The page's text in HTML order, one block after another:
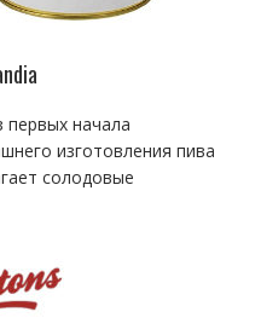
первых начала
изготовления пива
солодовые